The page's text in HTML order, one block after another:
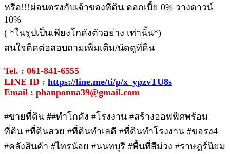
หรือ!!!ผ่อนตรงกับเจ้าของที่ดิน ดอกเบี้ย 0% วางดาวน์
10%
( *ในรูปเป็นเพียงโกดังตัวอย่าง เท่านั้น*)
สนใจติดต่อสอบถามเพิ่มเติม/นัดดูที่ดิน
Tel. : 061-841-6555
LINE ID : https://line.me/ti/p/x_ypzvTU8s
Email : phanponna39@gmail.com
#ขายที่ดิน ##ทําโกดัง #โรงงาน #สร้างออฟฟิศพร้อม
ที่ดิน #ที่ดินสวย #ที่ดินทำเลดี #ที่ดินทำโรงงาน #ขอรง4
#คลังสินค้า #ไทรน้อย #นนทบุรี #พื้นที่สีม่วง #ราษฎร์นิยม